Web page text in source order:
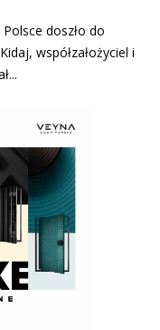
doszło do
współzałożyciel i